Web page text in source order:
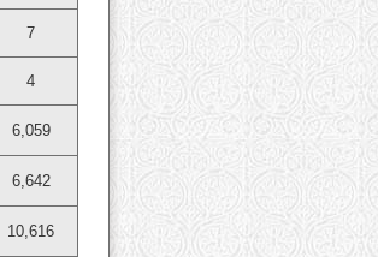
7
4
6,059
6,642
10,616